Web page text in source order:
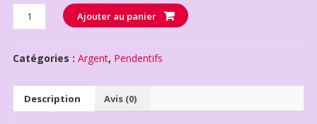
Quantité Ajouter au panier
Catégories : Argent, Pendentifs
Description Avis (0)